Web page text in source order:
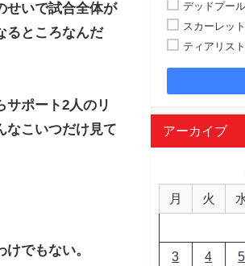
せいで試合全体が
るところなんだ
サポート2人のリ
なこいつだけ見て
でもない。
デッドプール
スカーレッ
ティアリスト
アーカイブ
月 火
3 4 5